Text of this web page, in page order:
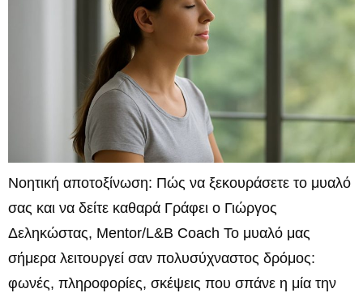
Νοητική αποτοξίνωση: Πώς να ξεκουράσετε το μυαλό
σας και να δείτε καθαρά Γράφει ο Γιώργος
Δεληκώστας, Mentor/L&B Coach Το μυαλό μας
σήμερα λειτουργεί σαν πολυσύχναστος δρόμος:
φωνές, πληροφορίες, σκέψεις που σπάνε η μία την